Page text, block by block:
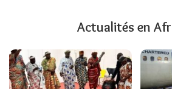
Actualités en